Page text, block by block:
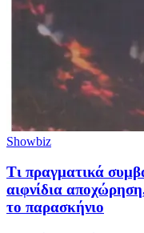
Showbiz
Τι πραγματικά
αιφνίδια
το παρασκήνιο